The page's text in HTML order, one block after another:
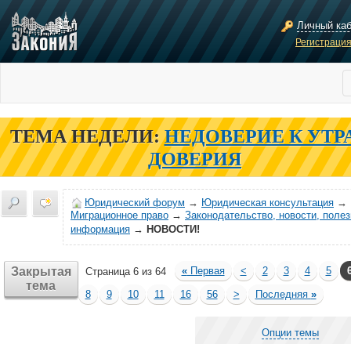
Личный
ТЕМА НЕДЕЛИ: НЕДОВЕРИЕ К
ДОВЕРИЯ
Юридический форум → Юридическая консультация →
Миграционное право → Законодательство, новости,
информация → НОВОСТИ!
Закрытая
тема
Страница 6 из 64 «Первая < 2 3 4 5
8
9 10 11 16 56 > Последняя »
Опции темы